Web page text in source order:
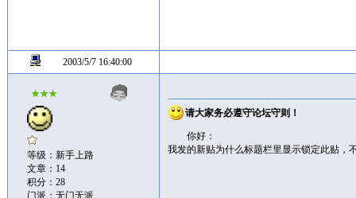
2003/5/7 16:40:00
★★★
等级：新手上路
文章：14
积分：28
门派：无门无派
请大家务必遵守论坛守则！
你好：
我发的新贴为什么标题栏里显示锁定此贴，